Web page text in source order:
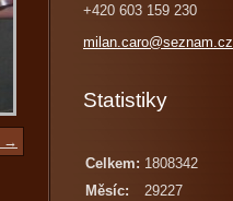
→
+420 603 159 230
milan.caro@seznam.cz
Statistiky
Celkem: 1808342
Měsíc:
29227